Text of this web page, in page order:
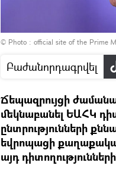
© Photo : official site of the Prime
Բաժանորդագրվել
Ճեպազրույցի
մեկնաբանել ԵԱՀԿ
ընտրությունների
եվրոպացի
այդ